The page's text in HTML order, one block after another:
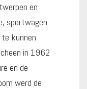
en
sportwagen
kunnen
in 1962
en de
werd de